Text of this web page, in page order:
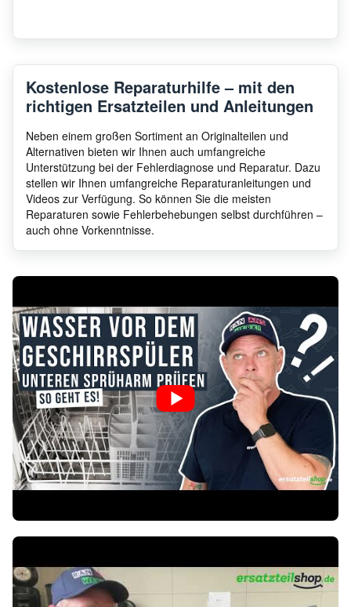
Kostenlose Reparaturhilfe – mit den
richtigen Ersatzteilen und Anleitungen
Neben einem großen Sortiment an Originalteilen und
Alternativen bieten wir Ihnen auch umfangreiche
Unterstützung bei der Fehlerdiagnose und Reparatur. Dazu
stellen wir Ihnen umfangreiche Reparaturanleitungen und
Videos zur Verfügung. So können Sie die meisten
Reparaturen sowie Fehlerbehebungen selbst durchführen –
auch ohne Vorkenntnisse.